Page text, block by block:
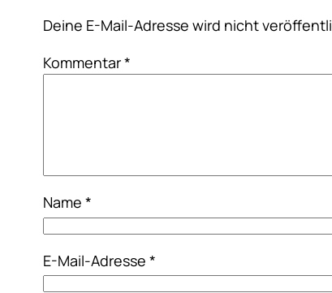
Deine E-Mail-Adresse wird nicht
Kommentar*
Name*
E-Mail-Adresse*